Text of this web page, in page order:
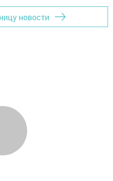
новости